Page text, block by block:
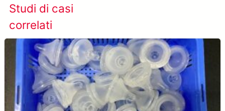
Studi di casi
correlati